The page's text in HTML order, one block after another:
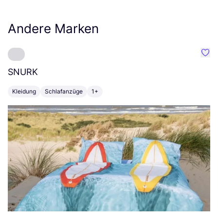
Andere Marken
SNURK
Kleidung Schlafanzüge 1+